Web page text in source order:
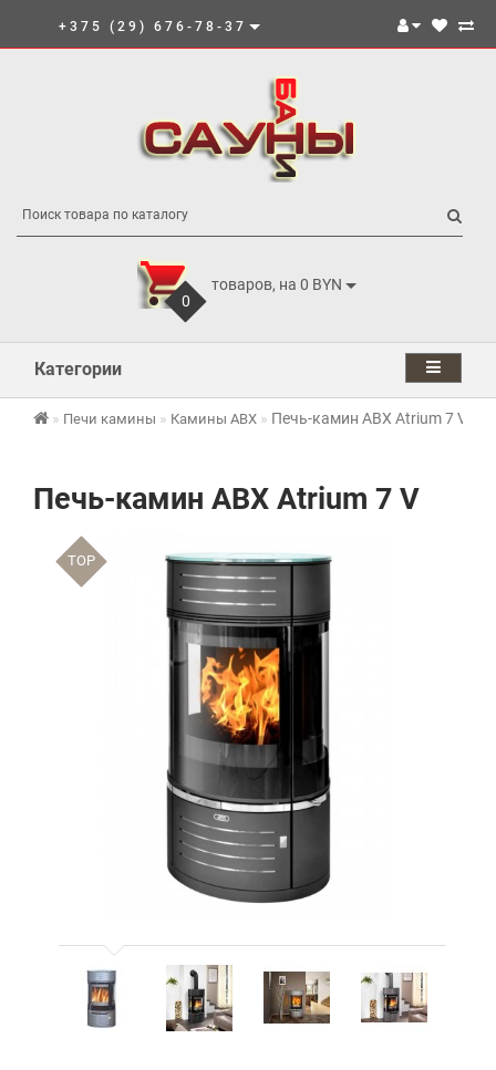
+375 (29) 676-78-37
0
товаров, на 0 BYN
Категории
Печи камины Камины ABX Печь-камин ABX Atrium 7 V
Печь-камин ABX Atrium 7 V
TOP